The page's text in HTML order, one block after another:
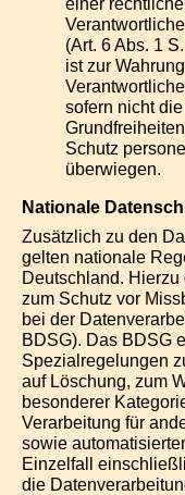
einer
(Art. 6 Abs. 1
ist zur
sofern nicht
Schutz
überwiegen.
Nationale
Zusätzlich zu den
gelten nationale
Deutschland.
zum Schutz vor
bei der
BDSG). Das BDSG
Spezialregelungen
auf Löschung, zum
besonderer
Verarbeitung für
sowie
Einzelfall
die